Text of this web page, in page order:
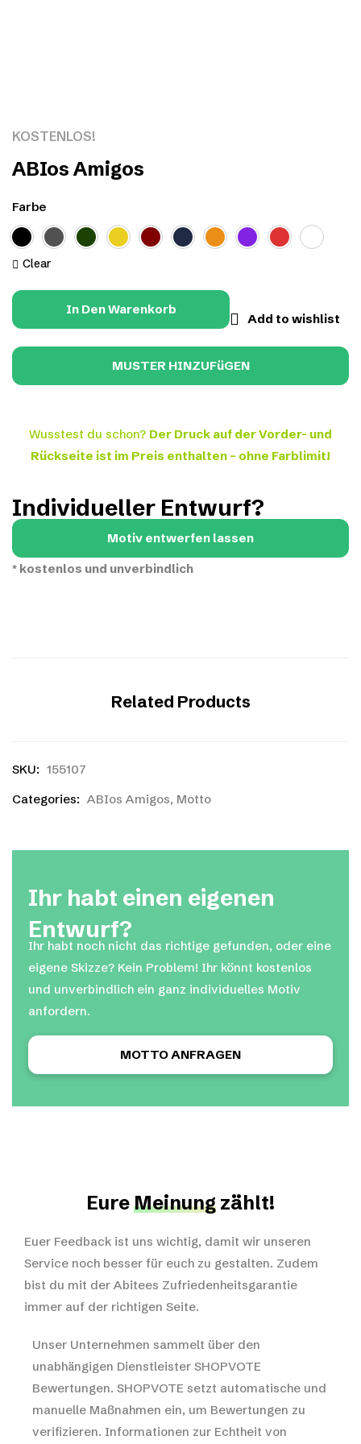
KOSTENLOS!
ABIos Amigos
Farbe
Clear
In Den Warenkorb
Add to wishlist
Wusstest du schon? Der Druck auf der Vorder- und
Rückseite ist im Preis enthalten – ohne Farblimit!
Individueller Entwurf?
Motiv entwerfen lassen
* kostenlos und unverbindlich
Related Products
SKU: 155107
Categories: ABIos Amigos, Motto
Ihr habt einen eigenen
Entwurf?
Ihr habt noch nicht das richtige gefunden, oder eine
eigene Skizze? Kein Problem! Ihr könnt kostenlos
und unverbindlich ein ganz individuelles Motiv
anfordern.
MOTTO ANFRAGEN
EureMeinung zählt!
Euer Feedback ist uns wichtig, damit wir unseren
Service noch besser für euch zu gestalten. Zudem
bist du mit der Abitees Zufriedenheitsgarantie
immer auf der richtigen Seite.
Unser Unternehmen sammelt über den
unabhängigen Dienstleister SHOPVOTE
Bewertungen. SHOPVOTE setzt automatische und
manuelle Maßnahmen ein, um Bewertungen zu
verifizieren. Informationen zur Echtheit von